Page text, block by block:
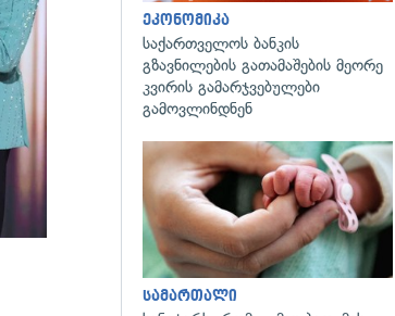
ეკონომიკა
საქართველოს ბანკის
გზავნილების გათამაშების მეორე
კვირის გამარჯვებულები
გამოვლინდნენ
სამართალი